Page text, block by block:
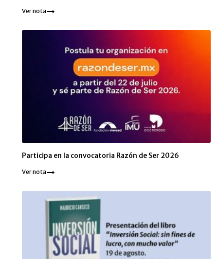
Ver nota
Participa en la convocatoria Razón de Ser 2026
Ver nota